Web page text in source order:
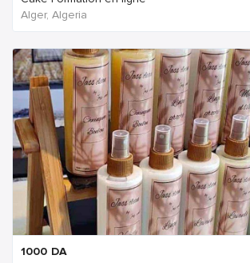
Alger, Algeria
1000 DA